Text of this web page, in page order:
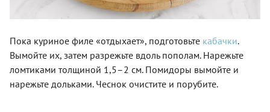
Пока куриное филе «отдыхает», подготовьте кабачки.
Вымойте их, затем разрежьте вдоль пополам. Нарежьте
ломтиками толщиной 1,5–2 см. Помидоры вымойте и
нарежьте дольками. Чеснок очистите и порубите.